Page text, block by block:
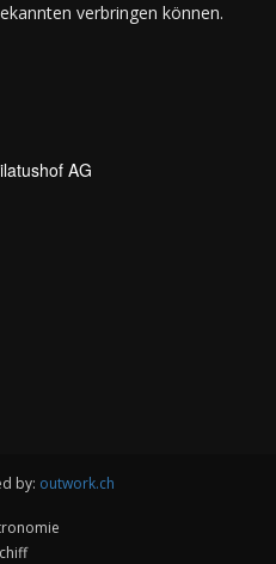
verbringen können.
AG
by: outwork.ch